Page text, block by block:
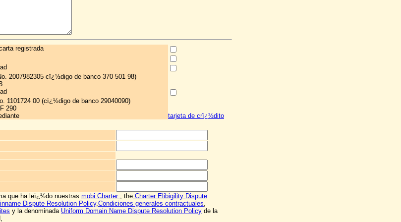
registrada
2007982305 cï¿½digo de banco 370 501 98)
1101724 00 (cï¿½digo de banco 29040090)
290
tarjeta de crï¿½dito
que ha leï¿½do nuestras mobi Charter , the Charter Elibigility Dispute
Dispute Resolution Policy,Condiciones generales contractuales,
y la denominada Uniform Domain Name Dispute Resolution Policy de la